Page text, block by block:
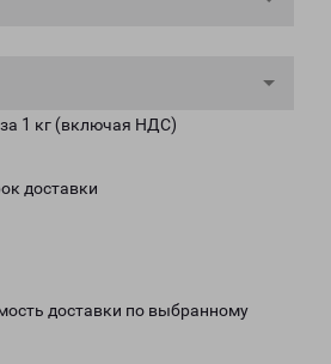
1 кг (включая НДС)
доставки
доставки по выбранному